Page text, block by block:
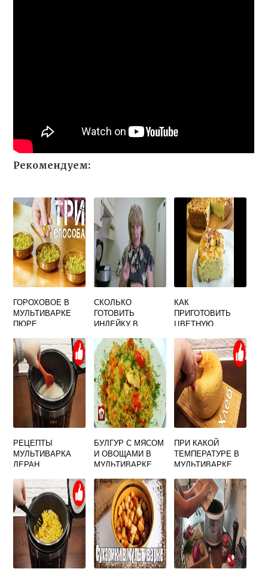
Рекомендуем:
ГОРОХОВОЕ В
МУЛЬТИВАРКЕ
ПЮРЕ
СКОЛЬКО
ГОТОВИТЬ
ИНДЕЙКУ В
КАК
ПРИГОТОВИТЬ
ЦВЕТНУЮ
КАБАЧОК В
МУЛЬТИВАРКЕ
РЕЦЕПТЫ
МУЛЬТИВАРКА
ЛЕРАН
БУЛГУР С МЯСОМ
И ОВОЩАМИ В
МУЛЬТИВАРКЕ
ПРИ КАКОЙ
ТЕМПЕРАТУРЕ В
МУЛЬТИВАРКЕ